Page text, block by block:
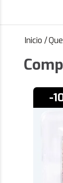
Inicio /
-